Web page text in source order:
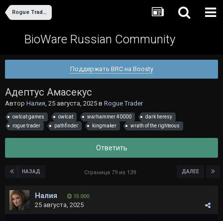
Rogue Trader
BioWare Russian Community
Поддержать BRC на Boosty
Адептус Амасекус
Автор Налия, 25 августа, 2025 в Rogue Trader
owlcat games owlcat warhammer 40000
dark heresy
rogue trader
pathfinder kingmaker wrath of the righteous
Ответить
НАЗАД ДАЛЕЕ
Страница 79 из 139
Налия 15 000
25 августа, 2025